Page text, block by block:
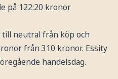
på 122:20 kronor
till neutral från köp och
från 310 kronor. Essity
handelsdag.